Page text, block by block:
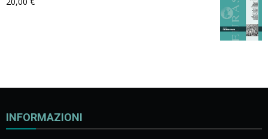
INFORMAZIONI